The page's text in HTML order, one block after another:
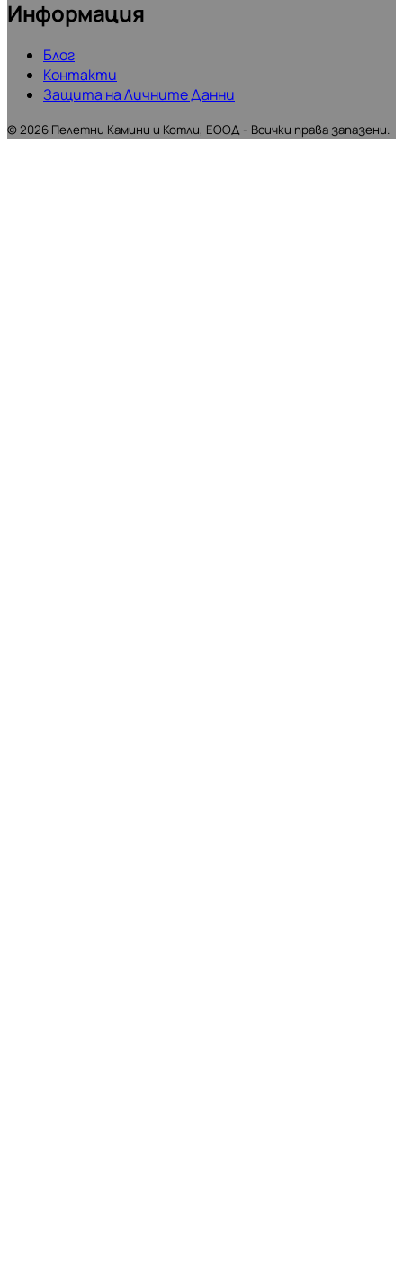
Информация
Блог
Контакти
Защита на Личните Данни
©2026 Пелетни Камини и Котли, ЕООД - Всички права запазени.